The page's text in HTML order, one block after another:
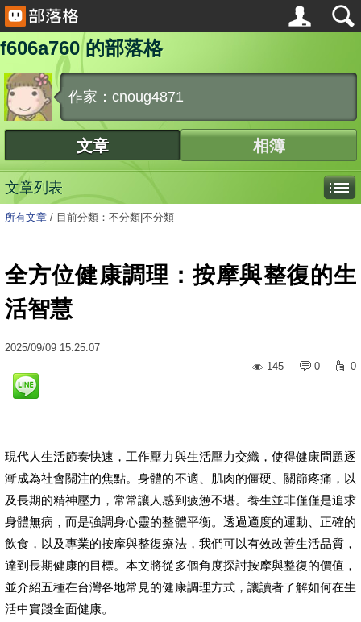
f606a760 的部落格
作家：cnoug4871
文章 相簿
文章列表
所有文章 / 目前分類：不分類|不分類
全方位健康調理：按摩與整復的生
活智慧
2025/09/09 15:25:07
145
0 0
現代人生活節奏快速，工作壓力與生活壓力交織，使得健康問題逐
漸成為社會關注的焦點。身體的不適、肌肉的僵硬、關節疼痛，以
及長期的精神壓力，常常讓人感到疲憊不堪。養生並非僅僅是追求
身體無病，而是強調身心靈的整體平衡。透過適度的運動、正確的
飲食，以及專業的按摩與整復療法，我們可以有效改善生活品質，
達到長期健康的目標。本文將從多個角度探討按摩與整復的價值，
並介紹五種在台灣各地常見的健康調理方式，讓讀者了解如何在生
活中實踐全面健康。